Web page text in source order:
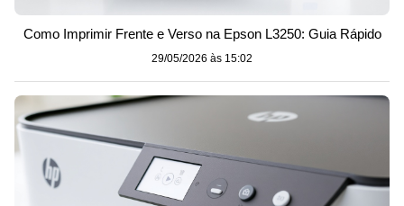
Como Imprimir Frente e Verso na Epson L3250: Guia Rápido
29/05/2026 às 15:02